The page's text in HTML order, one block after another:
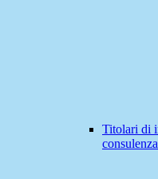
Titolari di
consulenza